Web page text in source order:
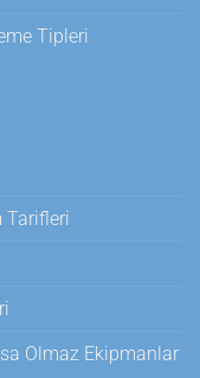
Tipleri
Tarifleri
Olmaz Ekipmanlar